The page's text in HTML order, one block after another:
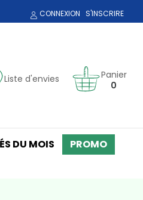
CONNEXION S'INSCRIRE
Liste d'envies
Panier
0
DU MOIS PROMO